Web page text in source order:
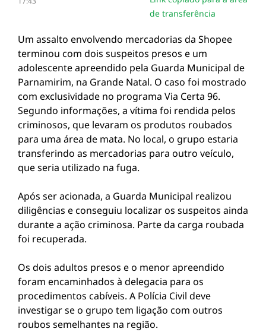
de transferência
Um assalto envolvendo mercadorias da Shopee
terminou com dois suspeitos presos e um
adolescente apreendido pela Guarda Municipal de
Parnamirim, na Grande Natal. O caso foi mostrado
com exclusividade no programa Via Certa 96.
Segundo informações, a vítima foi rendida pelos
criminosos, que levaram os produtos roubados
para uma área de mata. No local, o grupo estaria
transferindo as mercadorias para outro veículo,
que seria utilizado na fuga.
Após ser acionada, a Guarda Municipal realizou
diligências e conseguiu localizar os suspeitos ainda
durante a ação criminosa. Parte da carga roubada
foi recuperada.
Os dois adultos presos e o menor apreendido
foram encaminhados à delegacia para os
procedimentos cabíveis. A Polícia Civil deve
investigar se o grupo tem ligação com outros
roubos semelhantes na região.